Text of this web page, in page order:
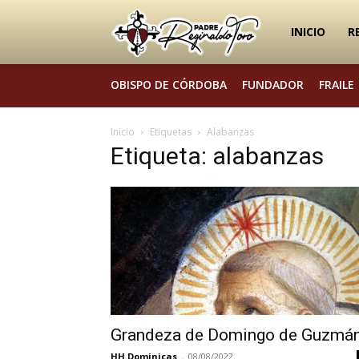
Padre
Toro
INICIO
OBISPO DE CÓRDOBA FUNDADOR FRAILE
Inicio Etiquetas Alabanzas
Etiqueta: alabanzas
Grandeza de Domingo de
HH.Dominicas - 08/08/2022